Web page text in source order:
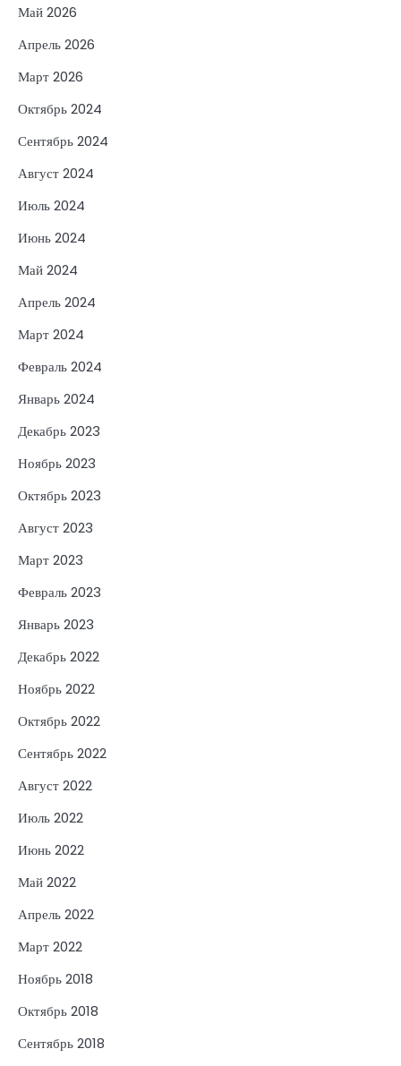
Май 2026
Апрель 2026
Март 2026
Октябрь 2024
Сентябрь 2024
Август 2024
Июль 2024
Июнь 2024
Май 2024
Апрель 2024
Март 2024
Февраль 2024
Январь 2024
Декабрь 2023
Ноябрь 2023
Октябрь 2023
Август 2023
Март 2023
Февраль 2023
Январь 2023
Декабрь 2022
Ноябрь 2022
Октябрь 2022
Сентябрь 2022
Август 2022
Июль 2022
Июнь 2022
Май 2022
Апрель 2022
Март 2022
Ноябрь 2018
Октябрь 2018
Сентябрь 2018